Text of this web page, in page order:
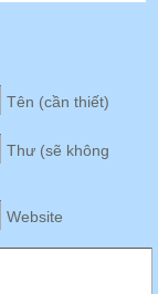
Tên (cần thiết)
Thư (sẽ không
Website